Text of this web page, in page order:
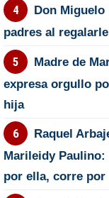
Don Miguelo
padres al
Madre de
expresa orgullo
hija
Raquel
Marileidy Paulino:
por ella, corre por